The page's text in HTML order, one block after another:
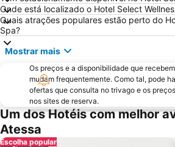
Onde está localizado o Hotel Select
Quais atrações populares estão perto do
Spa?
Mostrar mais
Os preços e a disponibilidade que
mudam frequentemente. Como tal, pode
ofertas que consulta no trivago e os
nos sites de reserva.
Um dos Hotéis com melhor
Atessa
Escolha popular